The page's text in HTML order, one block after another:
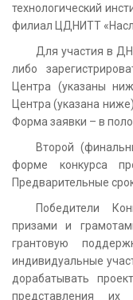
технологический
филиал ЦДНИТТ
Для участия в
либо
Центра (указаны
Центра (указана
Форма заявки – в
Второй
форме конкурса
Предварительные
Победители
призами и
грантовую
индивидуальные
дорабатывать
представления